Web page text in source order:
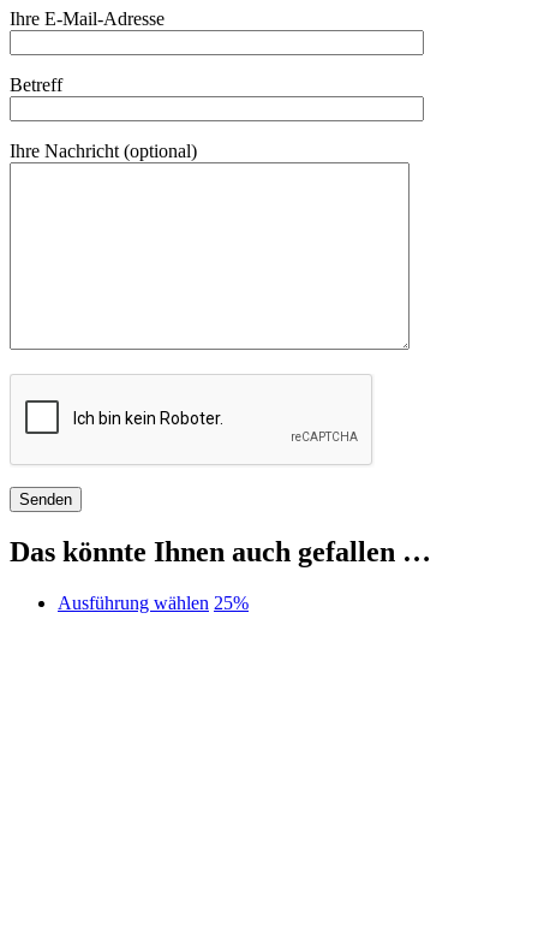
Ihre E-Mail-Adresse
Betreff
Ihre Nachricht (optional)
Das könnte Ihnen auch gefallen …
Ausführung wählen Dieses
25%